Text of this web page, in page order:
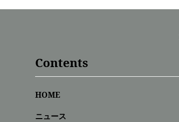
Contents
HOME
ニュース